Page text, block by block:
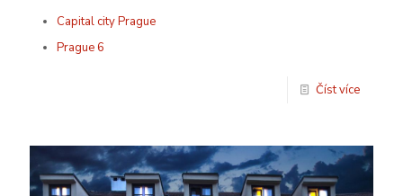
Capital city Prague
Prague 6
Číst více